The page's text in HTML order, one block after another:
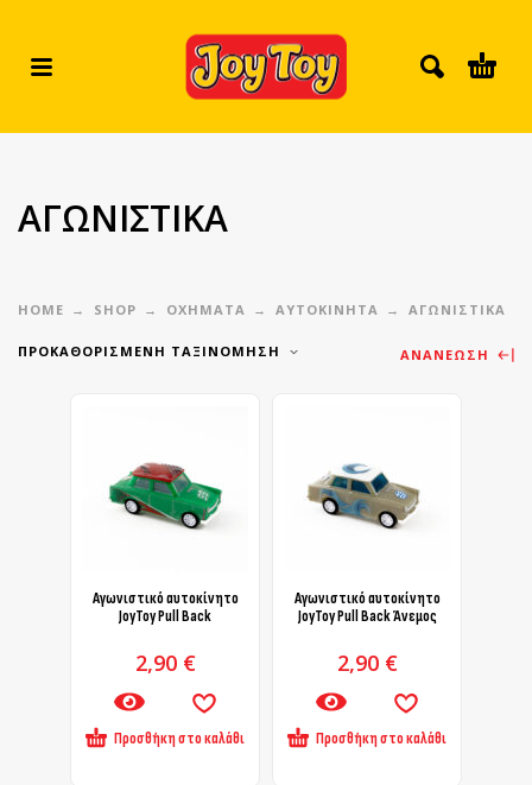
ΑΓΩΝΙΣΤΙΚΑ
HOME SHOP ΟΧΗΜΑΤΑ ΑΥΤΟΚΊΝΗΤΑ ΑΓΩΝΙΣΤΙΚΑ
ΠΡΟΚΑΘΟΡΙΣΜΈΝΗ ΤΑΞΙΝΌΜΗΣΗ ΑΝΑΝΈΩΣΗ
Αγωνιστικό αυτοκίνητο
JoyToy Pull Back
2,90 €
Προσθήκη στο καλάθι
Αγωνιστικό αυτοκίνητο
JoyToy Pull Back Άνεμος
2,90 €
Προσθήκη στο καλάθι